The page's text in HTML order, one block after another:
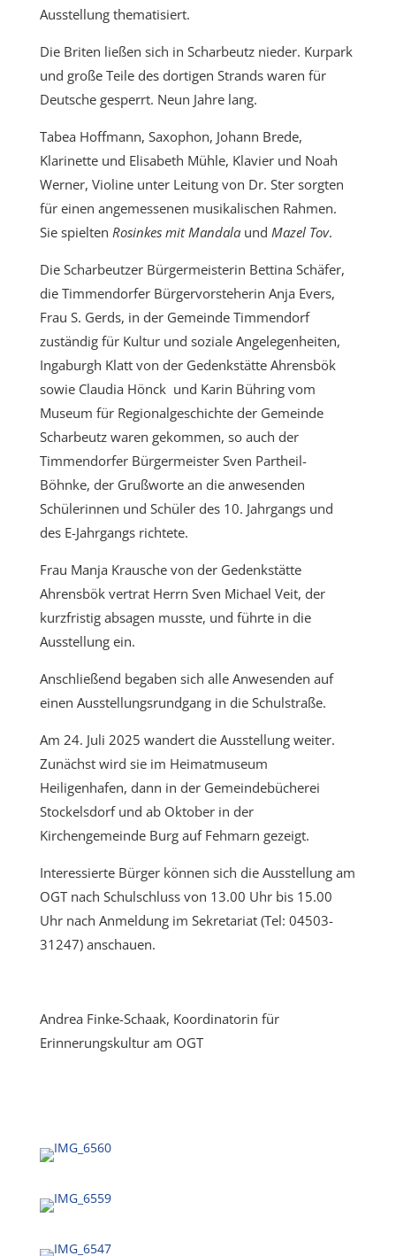
Ausstellung thematisiert.
Die Briten ließen sich in Scharbeutz nieder. Kurpark
und große Teile des dortigen Strands waren für
Deutsche gesperrt. Neun Jahre lang.
Tabea Hoffmann, Saxophon, Johann Brede,
Klarinette und Elisabeth Mühle, Klavier und Noah
Werner, Violine unter Leitung von Dr. Ster sorgten
für einen angemessenen musikalischen Rahmen.
Sie spielten Rosinkes mit Mandalaund Mazel Tov.
Die Scharbeutzer Bürgermeisterin Bettina Schäfer,
die Timmendorfer Bürgervorsteherin Anja Evers,
Frau S. Gerds, in der Gemeinde Timmendorf
zuständig für Kultur und soziale Angelegenheiten,
Ingaburgh Klatt von der Gedenkstätte Ahrensbök
sowie Claudia Hönck und Karin Bühring vom
Museum für Regionalgeschichte der Gemeinde
Scharbeutz waren gekommen, so auch der
Timmendorfer Bürgermeister Sven Partheil-
Böhnke, der Grußworte an die anwesenden
Schülerinnen und Schüler des 10. Jahrgangs und
des E-Jahrgangs richtete.
Frau Manja Krausche von der Gedenkstätte
Ahrensbök vertrat Herrn Sven Michael Veit, der
kurzfristig absagen musste, und führte in die
Ausstellung ein.
Anschließend begaben sich alle Anwesenden auf
einen Ausstellungsrundgang in die Schulstraße.
Am 24. Juli 2025 wandert die Ausstellung weiter.
Zunächst wird sie im Heimatmuseum
Heiligenhafen, dann in der Gemeindebücherei
Stockelsdorf und ab Oktober in der
Kirchengemeinde Burg auf Fehmarn gezeigt.
Interessierte Bürger können sich die Ausstellung am
OGT nach Schulschluss von 13.00 Uhr bis 15.00
Uhr nach Anmeldung im Sekretariat (Tel: 04503-
31247) anschauen.
Andrea Finke-Schaak, Koordinatorin für
Erinnerungskultur am OGT